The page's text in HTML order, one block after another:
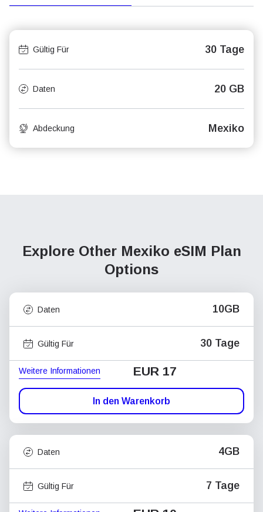
Gültig Für 30 Tage
Daten 20 GB
Abdeckung Mexiko
Explore Other Mexiko eSIM Plan
Options
Daten 10GB
Gültig Für 30 Tage
Weitere Informationen EUR 17
In den Warenkorb
Daten 4GB
Gültig Für 7 Tage